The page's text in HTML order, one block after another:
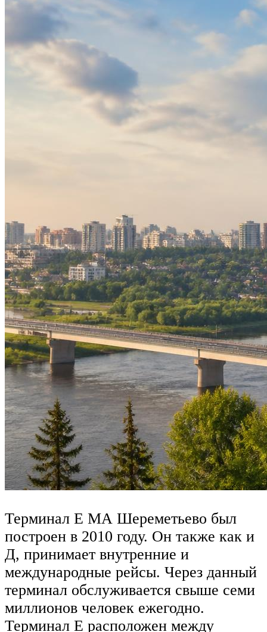
Терминал Е МА Шереметьево был
построен в 2010 году. Он также как и
Д, принимает внутренние и
международные рейсы. Через данный
терминал обслуживается свыше семи
миллионов человек ежегодно.
Терминал Е расположен между